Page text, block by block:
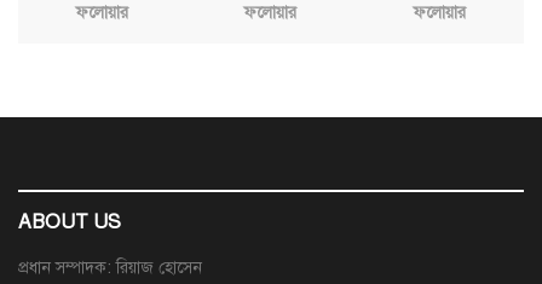
ফলোয়ার ফলোয়ার ফলোয়ার
ABOUT US
প্রধান সম্পাদক: রিয়াজ হোসেন